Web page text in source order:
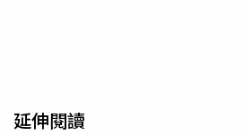
延伸閱讀